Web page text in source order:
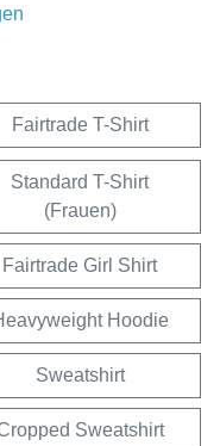
Fairtrade T-Shirt
Standard T-Shirt
(Frauen)
Fairtrade Girl Shirt
Hoodie
Sweatshirt
Sweatshirt